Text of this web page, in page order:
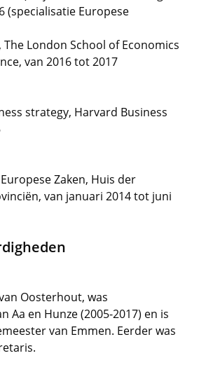
(specialisatie Europese
The London School of Economics
van 2016 tot 2017
strategy, Harvard Business
Zaken, Huis der
van januari 2014 tot juni
Oosterhout, was
Aa en Hunze (2005-2017) en is
van Emmen. Eerder was